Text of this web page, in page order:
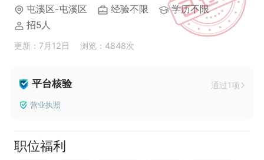
屯溪区-屯溪区 经验不限
学历不限
招5人
更新：7月12日 浏览：4848次
平台核验 通过1项
营业执照
职位福利